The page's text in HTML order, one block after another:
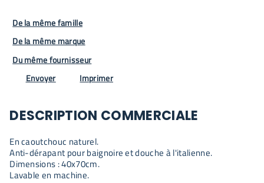
De la même famille
De la même marque
Du même fournisseur
Envoyer
Imprimer
DESCRIPTION COMMERCIALE
En caoutchouc naturel.
Anti-dérapant pour baignoire et douche à l'italienne.
Dimensions : 40x70cm.
Lavable en machine.